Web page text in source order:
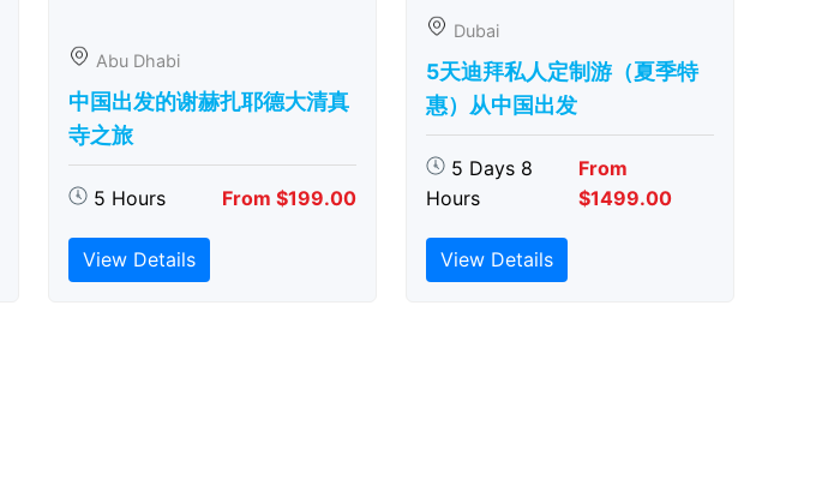
Abu Dhabi
中国出发的谢赫扎耶德大清真
寺之旅
5 Hours From $199.00
View Details
Dubai
5天迪拜私人定制游（夏季特
惠）从中国出发
5 Days 8
Hours
From
$1499.00
View Details